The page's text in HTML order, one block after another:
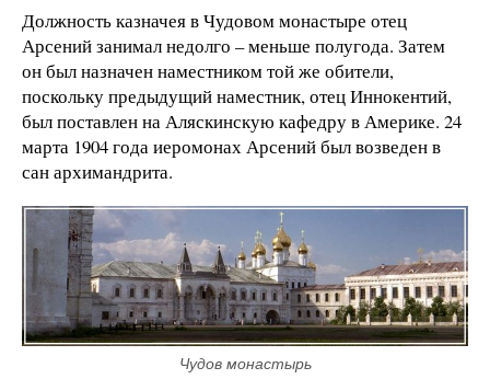
Должность казначея в Чудовом монастыре отец
Арсений занимал недолго – меньше полугода. Затем
он был назначен наместником той же обители,
поскольку предыдущий наместник, отец Иннокентий,
был поставлен на Аляскинскую кафедру в Америке. 24
марта 1904 года иеромонах Арсений был возведен в
сан архимандрита.
Чудов монастырь